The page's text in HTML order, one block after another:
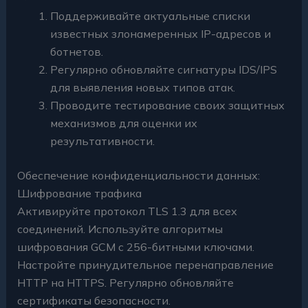
Поддерживайте актуальные списки
известных злонамеренных IP-адресов и
ботнетов.
Регулярно обновляйте сигнатуры IDS/IPS
для выявления новых типов атак.
Проводите тестирование своих защитных
механизмов для оценки их
результативности.
Обеспечение конфиденциальности данных:
Шифрование трафика
Активируйте протокол TLS 1.3 для всех
соединений. Используйте алгоритмы
шифрования GCM с 256-битными ключами.
Настройте принудительное перенаправление
HTTP на HTTPS. Регулярно обновляйте
сертификаты безопасности.